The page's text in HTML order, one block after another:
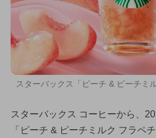
スターバックス「ピーチ & ピーチミ
スターバックス コーヒーから、
「ピーチ & ピーチミルク フラペ